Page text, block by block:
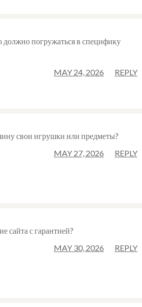
должно погружаться в специфику
REPLY
MAY 24, 2026
свои игрушки или предметы?
REPLY
MAY 27, 2026
сайта с гарантией?
REPLY
MAY 30, 2026